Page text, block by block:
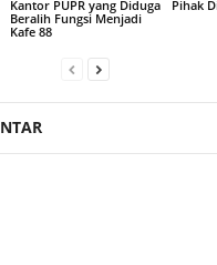
Kantor PUPR yang Diduga
Beralih Fungsi Menjadi
Kafe 88
Pihak